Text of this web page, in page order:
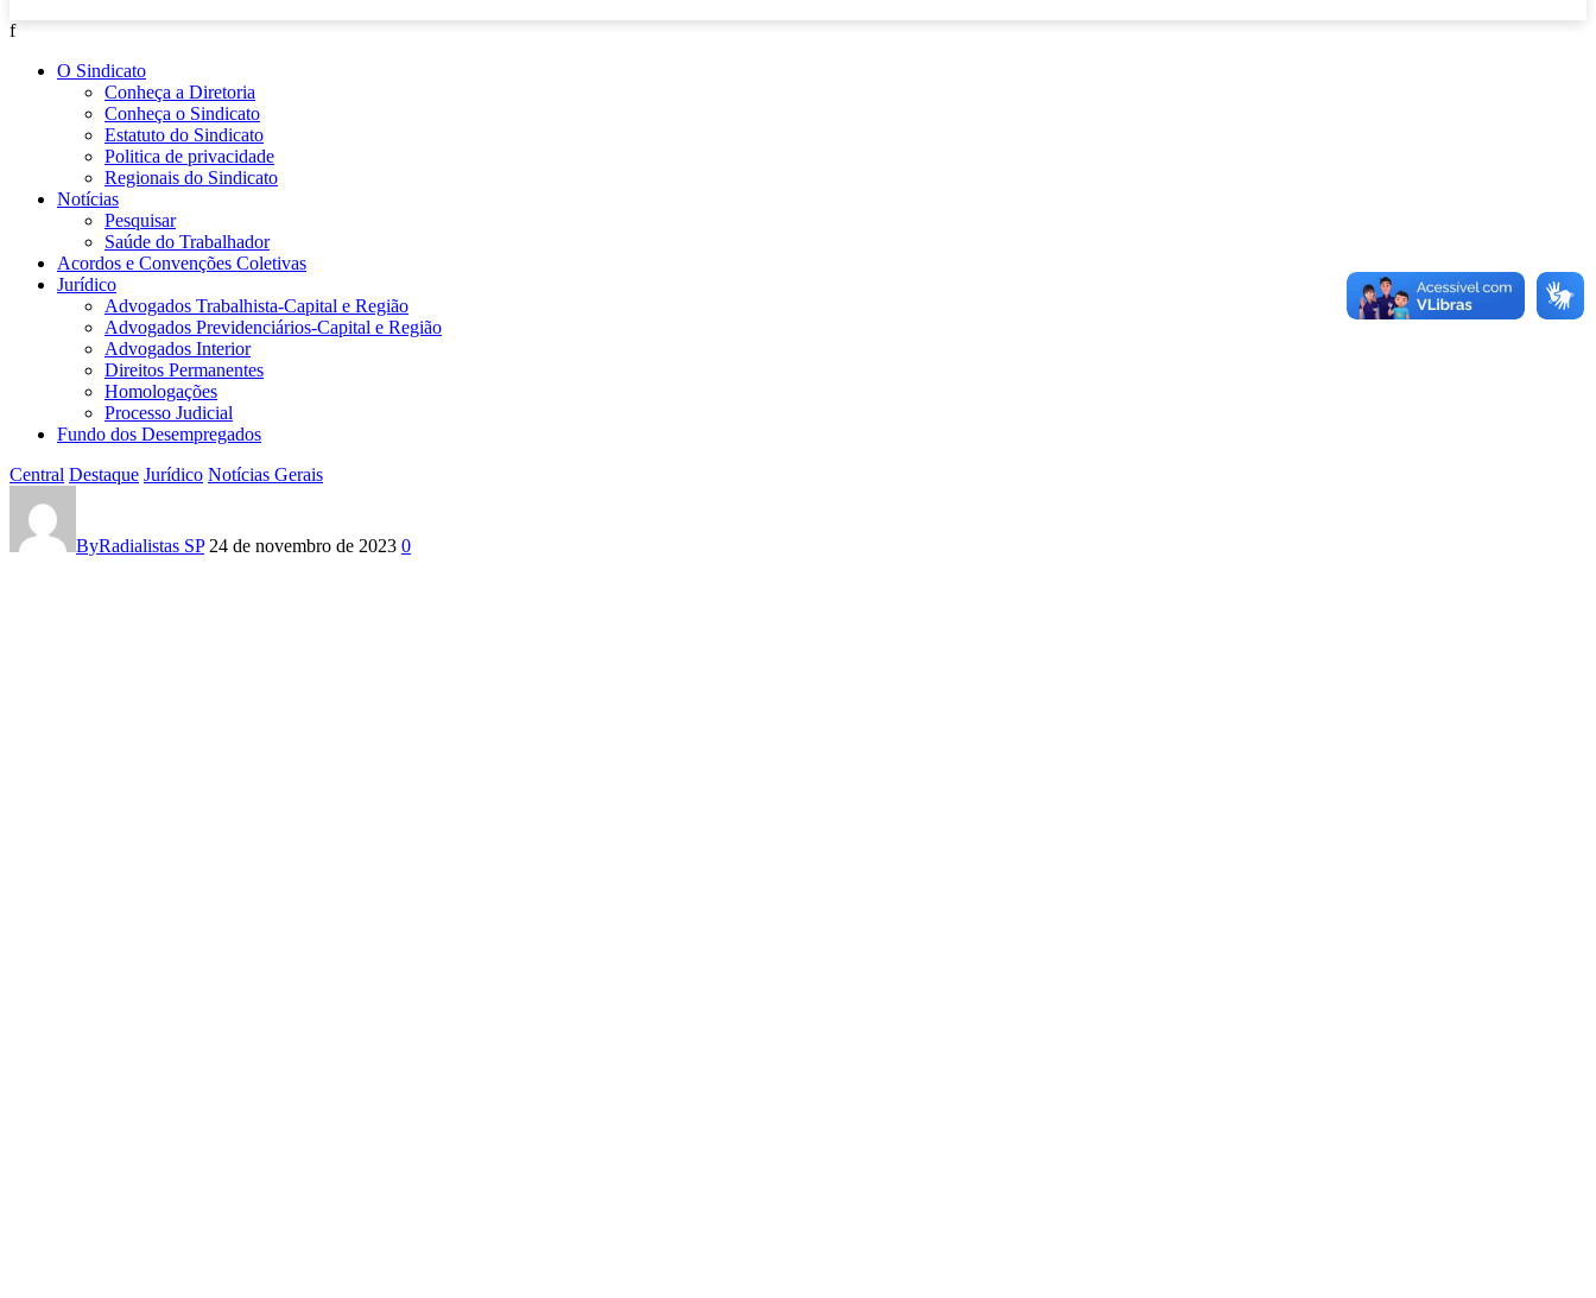
f
O Sindicato
Conheça a Diretoria
Conheça o Sindicato
Estatuto do Sindicato
Politica de privacidade
Regionais do Sindicato
Notícias
Pesquisar
Saúde do Trabalhador
Acordos e Convenções Coletivas
Jurídico
Advogados Trabalhista-Capital e Região
Advogados Previdenciários-Capital e Região
Advogados Interior
Direitos Permanentes
Homologações
Processo Judicial
Fundo dos Desempregados
Central Destaque Jurídico Notícias Gerais
Relação
comByRadialistas SP 24 de novembro de 2023 0